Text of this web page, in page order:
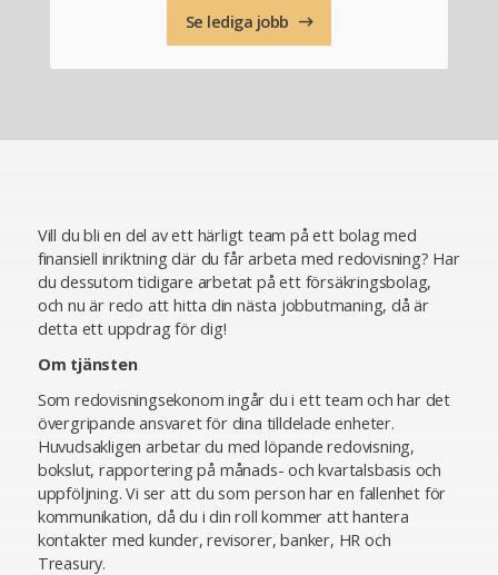
Se lediga jobb
Vill du bli en del av ett härligt team på ett bolag med
finansiell inriktning där du får arbeta med redovisning? Har
du dessutom tidigare arbetat på ett försäkringsbolag,
och nu är redo att hitta din nästa jobbutmaning, då är
detta ett uppdrag för dig!
Om tjänsten
Som redovisningsekonom ingår du i ett team och har det
övergripande ansvaret för dina tilldelade enheter.
Huvudsakligen arbetar du med löpande redovisning,
bokslut, rapportering på månads- och kvartalsbasis och
uppföljning. Vi ser att du som person har en fallenhet för
kommunikation, då du i din roll kommer att hantera
kontakter med kunder, revisorer, banker, HR och
Treasury.